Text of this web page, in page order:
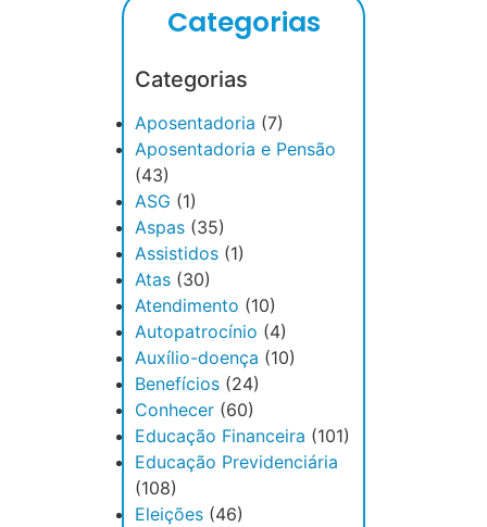
Categorias
Categorias
Aposentadoria (7)
Aposentadoria e Pensão
(43)
ASG (1)
Aspas (35)
Assistidos (1)
Atas (30)
Atendimento (10)
Autopatrocínio (4)
Auxílio-doença (10)
Benefícios (24)
Conhecer (60)
Educação Financeira (101)
Educação Previdenciária
(108)
Eleições (46)